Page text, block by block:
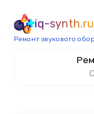
iq-synth.ru
Ремонт звукового